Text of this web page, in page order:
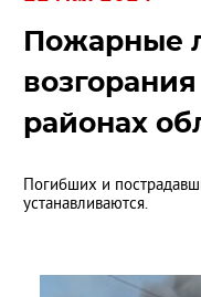
Пожарные
районах
Погибших и
устанавливаются.